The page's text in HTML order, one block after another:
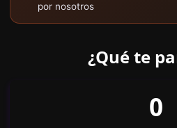
Capítulo 179
por nosotros
¿Qué te
0